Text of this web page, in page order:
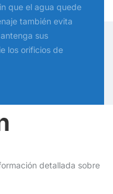
que el agua quede
también evita
sus
los orificios de
detallada sobre